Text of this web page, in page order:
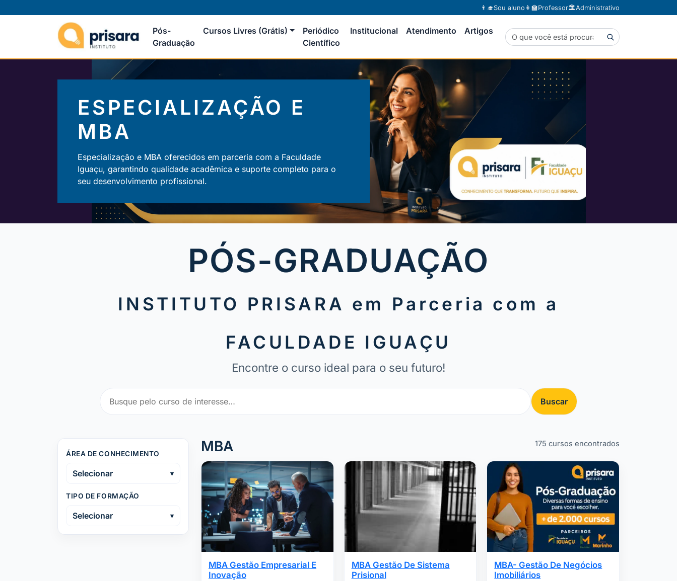
👨‍🎓Sou aluno 👩‍🏫Professor🏛️Administrativo
Pós-
Graduação
Cursos Livres (Grátis)
Periódico
Científico
Institucional Atendimento Artigos
ESPECIALIZAÇÃO E
MBA
Especialização e MBA oferecidos em parceria com a Faculdade
Iguaçu, garantindo qualidade acadêmica e suporte completo para o
seu desenvolvimento profissional.
PÓS-GRADUAÇÃO
INSTITUTO PRISARA em Parceria com a
FACULDADE IGUAÇU
Encontre o curso ideal para o seu futuro!
Buscar
ÁREA DE CONHECIMENTO
Selecionar
TIPO DE FORMAÇÃO
Selecionar
MBA 175 cursos encontrados
MBA Gestão Empresarial E
Inovação
MBA Gestão De Sistema
Prisional
MBA- Gestão De Negócios
Imobiliários